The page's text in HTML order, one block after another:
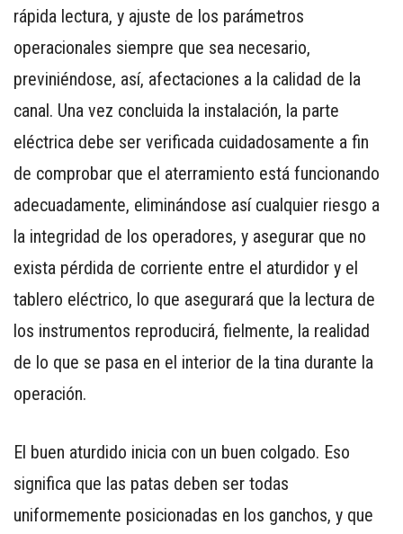
rápida lectura, y ajuste de los parámetros
operacionales siempre que sea necesario,
previniéndose, así, afectaciones a la calidad de la
canal. Una vez concluida la instalación, la parte
eléctrica debe ser verificada cuidadosamente a fin
de comprobar que el aterramiento está funcionando
adecuadamente, eliminándose así cualquier riesgo a
la integridad de los operadores, y asegurar que no
exista pérdida de corriente entre el aturdidor y el
tablero eléctrico, lo que asegurará que la lectura de
los instrumentos reproducirá, fielmente, la realidad
de lo que se pasa en el interior de la tina durante la
operación.
El buen aturdido inicia con un buen colgado. Eso
significa que las patas deben ser todas
uniformemente posicionadas en los ganchos, y que